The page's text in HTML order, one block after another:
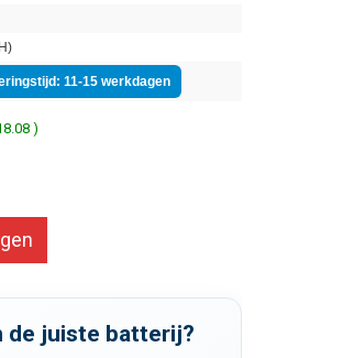
11-15 werkdagen
)
de juiste batterij?